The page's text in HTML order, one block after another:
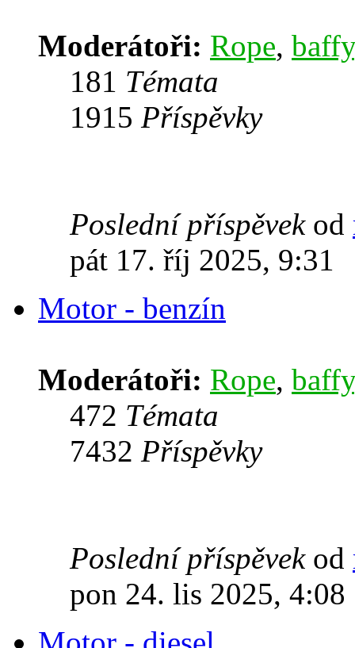
Moderátoři: Rope, baffy
181 Témata
1915 Příspěvky
Poslední příspěvekod
pát 17. říj 2025, 9:31
Motor - benzín
Moderátoři: Rope, baffy
472 Témata
7432 Příspěvky
Poslední příspěvekod
pon 24. lis 2025, 4:08